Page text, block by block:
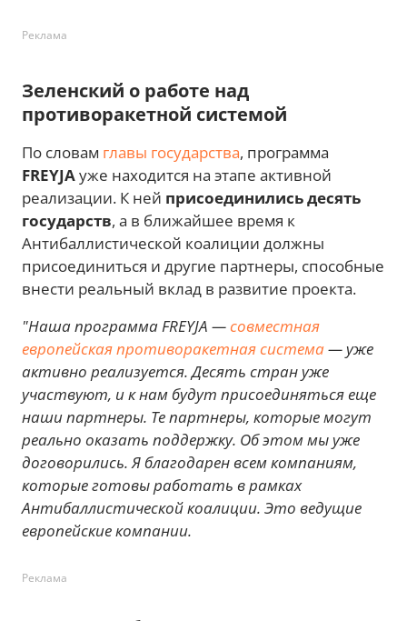
Реклама
Зеленский о работе над
противоракетной системой
По словам главы государства, программа
FREYJAуже находится на этапе активной
реализации. К ней присоединились десять
государств, а в ближайшее время к
Антибаллистической коалиции должны
присоединиться и другие партнеры, способные
внести реальный вклад в развитие проекта.
"Наша программа FREYJA —совместная
европейская противоракетная система— уже
активно реализуется. Десять стран уже
участвуют, и к нам будут присоединяться еще
наши партнеры. Те партнеры, которые могут
реально оказать поддержку. Об этом мы уже
договорились. Я благодарен всем компаниям,
которые готовы работать в рамках
Антибаллистической коалиции. Это ведущие
европейские компании.
Реклама